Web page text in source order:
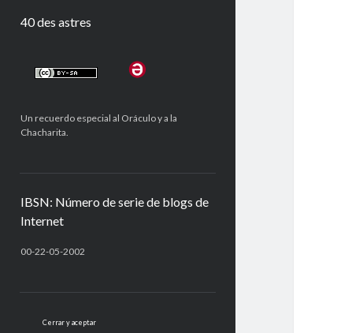
40 des astres
Un recuerdo especial al Oráculo y a la
Chacharita.
IBSN: Número de serie de blogs de
Internet
00-22-05-2002